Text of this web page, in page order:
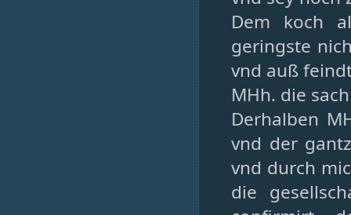
Dem koch
geringste
vnd auß
MHh. die
Derhalben
vnd der
vnd durch
die